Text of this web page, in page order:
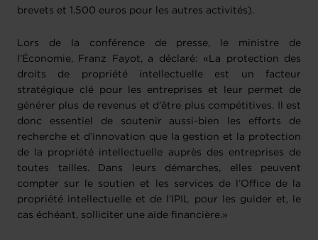
brevets et 1.500 euros pour les autres activités).
Lors de la conférence de presse, le ministre de
l’Économie, Franz Fayot, a déclaré: «La protection des
droits de propriété intellectuelle est un facteur
stratégique clé pour les entreprises et leur permet de
générer plus de revenus et d’être plus compétitives. Il est
donc essentiel de soutenir aussi-bien les efforts de
recherche et d’innovation que la gestion et la protection
de la propriété intellectuelle auprès des entreprises de
toutes tailles. Dans leurs démarches, elles peuvent
compter sur le soutien et les services de l’Office de la
propriété intellectuelle et de l’IPIL pour les guider et, le
cas échéant, solliciter une aide financière.»